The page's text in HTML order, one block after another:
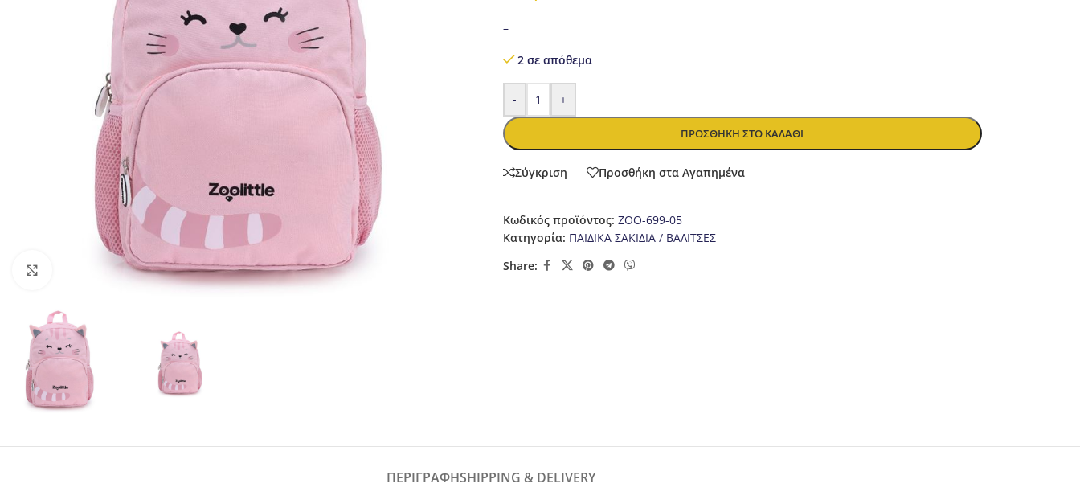
–
2 σε απόθεμα
- +
ΠΡΟΣΘΉΚΗ ΣΤΟ ΚΑΛΆΘΙ
Σύγκριση Προσθήκη στα Αγαπημένα
Κωδικός προϊόντος: ZOO-699-05
Κατηγορία: ΠΑΙΔΙΚΑ ΣΑΚΙΔΙΑ / ΒΑΛΙΤΣΕΣ
Share:
ΠΕΡΙΓΡΑΦΉSHIPPING & DELIVERY